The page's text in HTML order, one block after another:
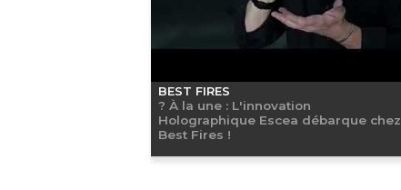
BEST FIRES
? À la une : L'innovation
Holographique Escea débarque chez
Best Fires !